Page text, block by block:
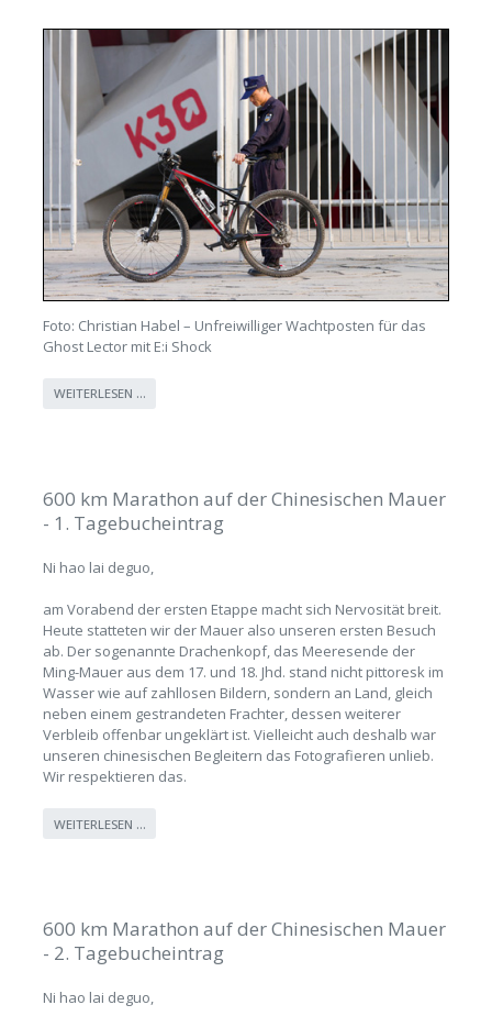
Foto: Christian Habel – Unfreiwilliger Wachtposten für das
Ghost Lector mit E:i Shock
WEITERLESEN …
600 km Marathon auf der Chinesischen Mauer
- 1. Tagebucheintrag
Ni hao lai deguo,
am Vorabend der ersten Etappe macht sich Nervosität breit.
Heute statteten wir der Mauer also unseren ersten Besuch
ab. Der sogenannte Drachenkopf, das Meeresende der
Ming-Mauer aus dem 17. und 18. Jhd. stand nicht pittoresk im
Wasser wie auf zahllosen Bildern, sondern an Land, gleich
neben einem gestrandeten Frachter, dessen weiterer
Verbleib offenbar ungeklärt ist. Vielleicht auch deshalb war
unseren chinesischen Begleitern das Fotografieren unlieb.
Wir respektieren das.
WEITERLESEN …
600 km Marathon auf der Chinesischen Mauer
- 2. Tagebucheintrag
Ni hao lai deguo,